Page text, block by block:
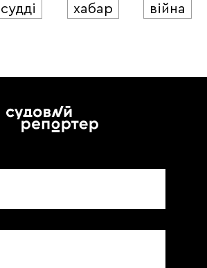
судді хабар війна